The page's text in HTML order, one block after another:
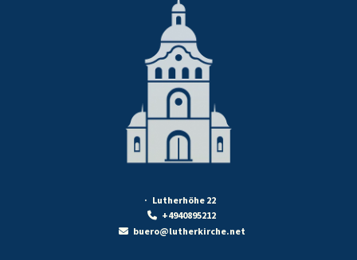
· Lutherhöhe 22
 +4940895212
buero@lutherkirche.net